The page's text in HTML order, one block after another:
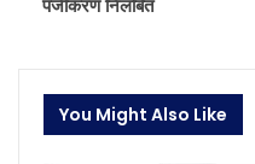
You Might Also Like